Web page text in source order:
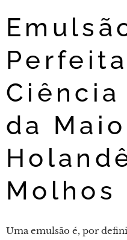
da
Molhos
Uma emulsão é, por